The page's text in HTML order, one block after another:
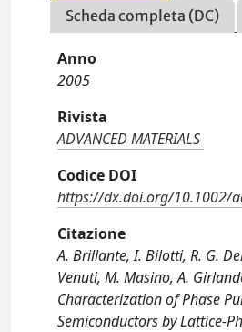
Scheda completa (DC)
Anno
2005
Rivista
ADVANCED MATERIALS
Codice DOI
https://dx.doi.org/10.1002/
Citazione
A. Brillante, I. Bilotti, R. G.
Venuti, M. Masino, A.
Characterization of Phase
Semiconductors by Lattice-